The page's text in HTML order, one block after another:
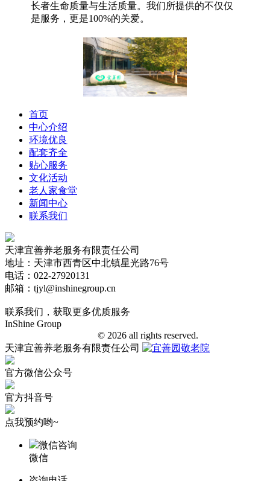
长者生命质量与生活质量。我们所提供的不仅仅
是服务，更是100%的关爱。
首页
中心介绍
环境优良
配套齐全
贴心服务
文化活动
老人家食堂
新闻中心
联系我们
天津宜善养老服务有限责任公司
地址：天津市西青区中北镇星光路76号
电话：022-27920131
邮箱：tjyl@inshinegroup.cn
联系我们，获取更多优质服务
InShine Group
© 2026 all rights reserved.
天津宜善养老服务有限责任公司
官方微信公众号
官方抖音号
点我预约哟~
微信咨询
微信